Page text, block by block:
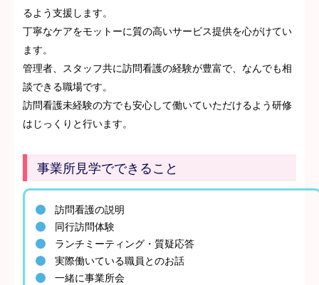
るよう支援します。
丁寧なケアをモットーに質の高いサービス提供を心がけてい
ます。
管理者、スタッフ共に訪問看護の経験が豊富で、なんでも相
談できる職場です。
訪問看護未経験の方でも安心して働いていただけるよう研修
はじっくりと行います。
事業所見学でできること
訪問看護の説明
同行訪問体験
ランチミーティング・質疑応答
実際働いている職員とのお話
一緒に事業所会